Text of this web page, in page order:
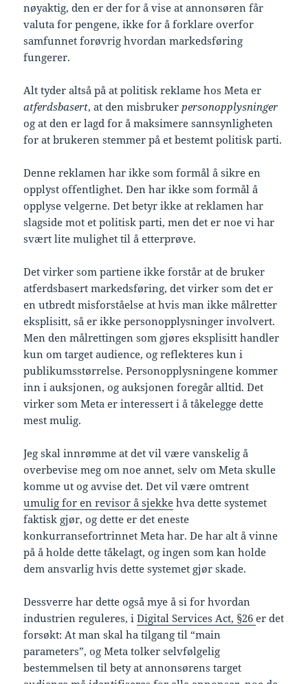
nøyaktig, den er der for å vise at annonsøren får
valuta for pengene, ikke for å forklare overfor
samfunnet forøvrig hvordan markedsføring
fungerer.
Alt tyder altså på at politisk reklame hos Meta er
atferdsbasert, at den misbrukerpersonopplysninger
og at den er lagd for å maksimere sannsynligheten
for at brukeren stemmer på et bestemt politisk parti.
Denne reklamen har ikke som formål å sikre en
opplyst offentlighet. Den har ikke som formål å
opplyse velgerne. Det betyr ikke at reklamen har
slagside mot et politisk parti, men det er noe vi har
svært lite mulighet til å etterprøve.
Det virker som partiene ikke forstår at de bruker
atferdsbasert markedsføring, det virker som det er
en utbredt misforståelse at hvis man ikke målretter
eksplisitt, så er ikke personopplysninger involvert.
Men den målrettingen som gjøres eksplisitt handler
kun om target audience, og reflekteres kun i
publikumsstørrelse. Personopplysningene kommer
inn i auksjonen, og auksjonen foregår alltid. Det
virker som Meta er interessert i å tåkelegge dette
mest mulig.
Jeg skal innrømme at det vil være vanskelig å
overbevise meg om noe annet, selv om Meta skulle
komme ut og avvise det. Det vil være omtrent
umulig for en revisor å sjekke hva dette systemet
faktisk gjør, og dette er det eneste
konkurransefortrinnet Meta har. De har alt å vinne
på å holde dette tåkelagt, og ingen som kan holde
dem ansvarlig hvis dette systemet gjør skade.
Dessverre har dette også mye å si for hvordan
industrien reguleres, iDigital Services Act, §26er det
forsøkt: At man skal ha tilgang til “main
parameters”, og Meta tolker selvfølgelig
bestemmelsen til bety at annonsørens target